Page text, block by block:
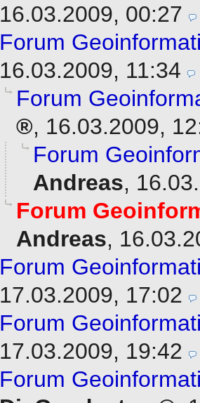
16.03.2009, 00:27
Forum
16.03.2009, 11:34
Forum
, 16.03.2009,
Forum
Andreas,
Forum
Andreas,
Forum
17.03.2009, 17:02
Forum
17.03.2009, 19:42
Forum